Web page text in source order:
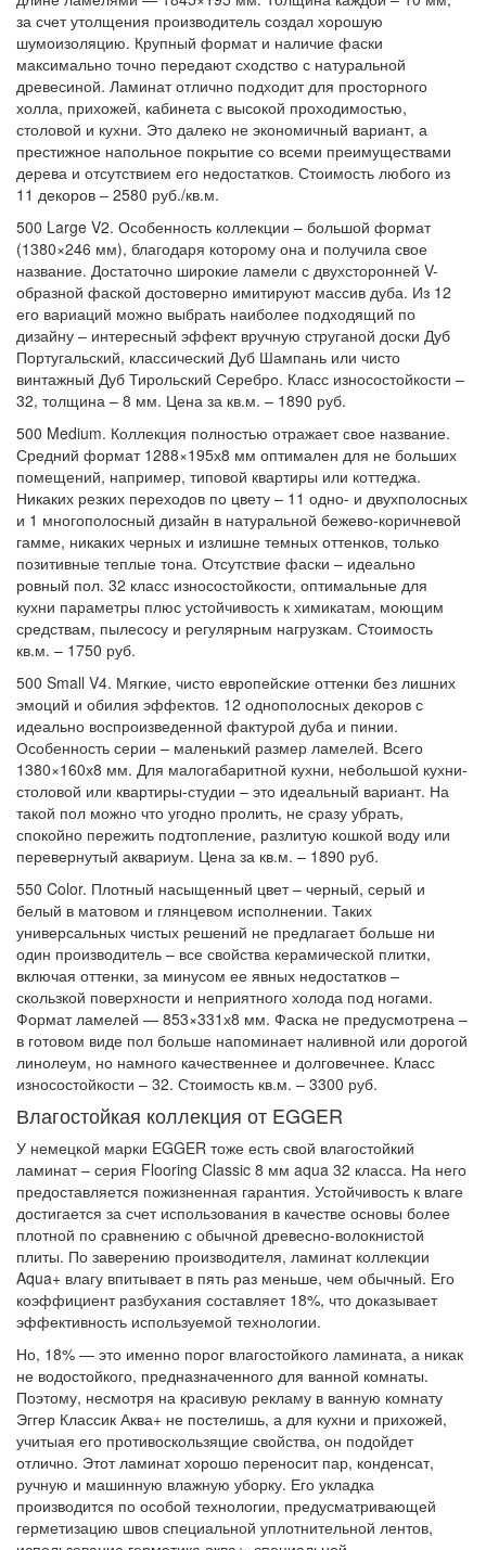
за счет утолщения производитель создал хорошую
шумоизоляцию. Крупный формат и наличие фаски
максимально точно передают сходство с натуральной
древесиной. Ламинат отлично подходит для просторного
холла, прихожей, кабинета с высокой проходимостью,
столовой и кухни. Это далеко не экономичный вариант, а
престижное напольное покрытие со всеми преимуществами
дерева и отсутствием его недостатков. Стоимость любого из
11 декоров – 2580 руб./кв.м.
500 Large V2. Особенность коллекции – большой формат
(1380×246 мм), благодаря которому она и получила свое
название. Достаточно широкие ламели с двухсторонней V-
образной фаской достоверно имитируют массив дуба. Из 12
его вариаций можно выбрать наиболее подходящий по
дизайну – интересный эффект вручную струганой доски Дуб
Португальский, классический Дуб Шампань или чисто
винтажный Дуб Тирольский Серебро. Класс износостойкости –
32, толщина – 8 мм. Цена за кв.м. – 1890 руб.
500 Medium. Коллекция полностью отражает свое название.
Средний формат 1288×195х8 мм оптимален для не больших
помещений, например, типовой квартиры или коттеджа.
Никаких резких переходов по цвету – 11 одно- и двухполосных
и 1 многополосный дизайн в натуральной бежево-коричневой
гамме, никаких черных и излишне темных оттенков, только
позитивные теплые тона. Отсутствие фаски – идеально
ровный пол. 32 класс износостойкости, оптимальные для
кухни параметры плюс устойчивость к химикатам, моющим
средствам, пылесосу и регулярным нагрузкам. Стоимость
кв.м. – 1750 руб.
500 Small V4. Мягкие, чисто европейские оттенки без лишних
эмоций и обилия эффектов. 12 однополосных декоров с
идеально воспроизведенной фактурой дуба и пинии.
Особенность серии – маленький размер ламелей. Всего
1380×160х8 мм. Для малогабаритной кухни, небольшой кухни-
столовой или квартиры-студии – это идеальный вариант. На
такой пол можно что угодно пролить, не сразу убрать,
спокойно пережить подтопление, разлитую кошкой воду или
перевернутый аквариум. Цена за кв.м. – 1890 руб.
550 Color. Плотный насыщенный цвет – черный, серый и
белый в матовом и глянцевом исполнении. Таких
универсальных чистых решений не предлагает больше ни
один производитель – все свойства керамической плитки,
включая оттенки, за минусом ее явных недостатков –
скользкой поверхности и неприятного холода под ногами.
Формат ламелей — 853×331х8 мм. Фаска не предусмотрена –
в готовом виде пол больше напоминает наливной или дорогой
линолеум, но намного качественнее и долговечнее. Класс
износостойкости – 32. Стоимость кв.м. – 3300 руб.
Влагостойкая коллекция от EGGER
У немецкой марки EGGER тоже есть свой влагостойкий
ламинат – серия Flooring Classic 8 мм aqua 32 класса. На него
предоставляется пожизненная гарантия. Устойчивость к влаге
достигается за счет использования в качестве основы более
плотной по сравнению с обычной древесно-волокнистой
плиты. По заверению производителя, ламинат коллекции
Aqua+ влагу впитывает в пять раз меньше, чем обычный. Его
коэффициент разбухания составляет 18%, что доказывает
эффективность используемой технологии.
Но, 18% — это именно порог влагостойкого ламината, а никак
не водостойкого, предназначенного для ванной комнаты.
Поэтому, несмотря на красивую рекламу в ванную комнату
Эггер Классик Аква+ не постелишь, а для кухни и прихожей,
учитыая его противоскользящие свойства, он подойдет
отлично. Этот ламинат хорошо переносит пар, конденсат,
ручную и машинную влажную уборку. Его укладка
производится по особой технологии, предусматривающей
герметизацию швов специальной уплотнительной лентов,